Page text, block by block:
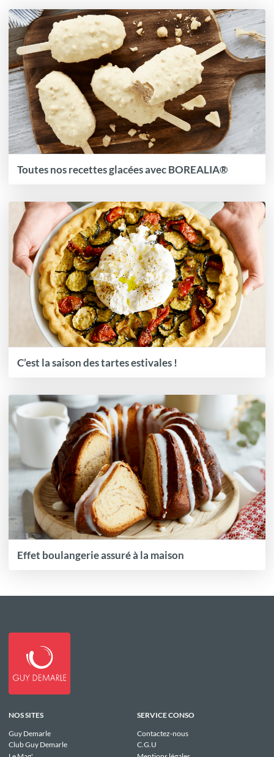
Toutes nos recettes glacées avec BOREALIA®
C’est la saison des tartes estivales !
Effet boulangerie assuré à la maison
NOS SITES
Guy Demarle
Club Guy Demarle
SERVICE CONSO
Contactez-nous
C.G.U